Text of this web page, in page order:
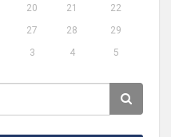
20 21
22
27 28
29
3 4 5